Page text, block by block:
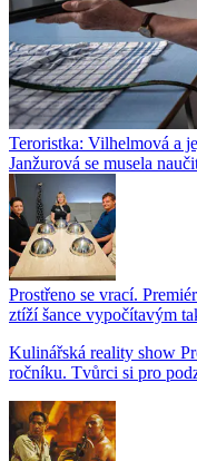
Teroristka: Vilhelmová a
Janžurová se musela
Prostřeno se vrací.
ztíží šance vypočítavým
Kulinářská reality show
ročníku. Tvůrci si pro